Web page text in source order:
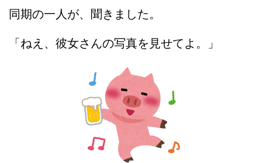
同期の一人が、聞きました。
「ねえ、彼女さんの写真を見せてよ。」